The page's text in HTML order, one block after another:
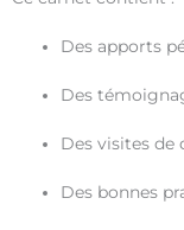
Des apports
Des
Des visites de
Des bonnes